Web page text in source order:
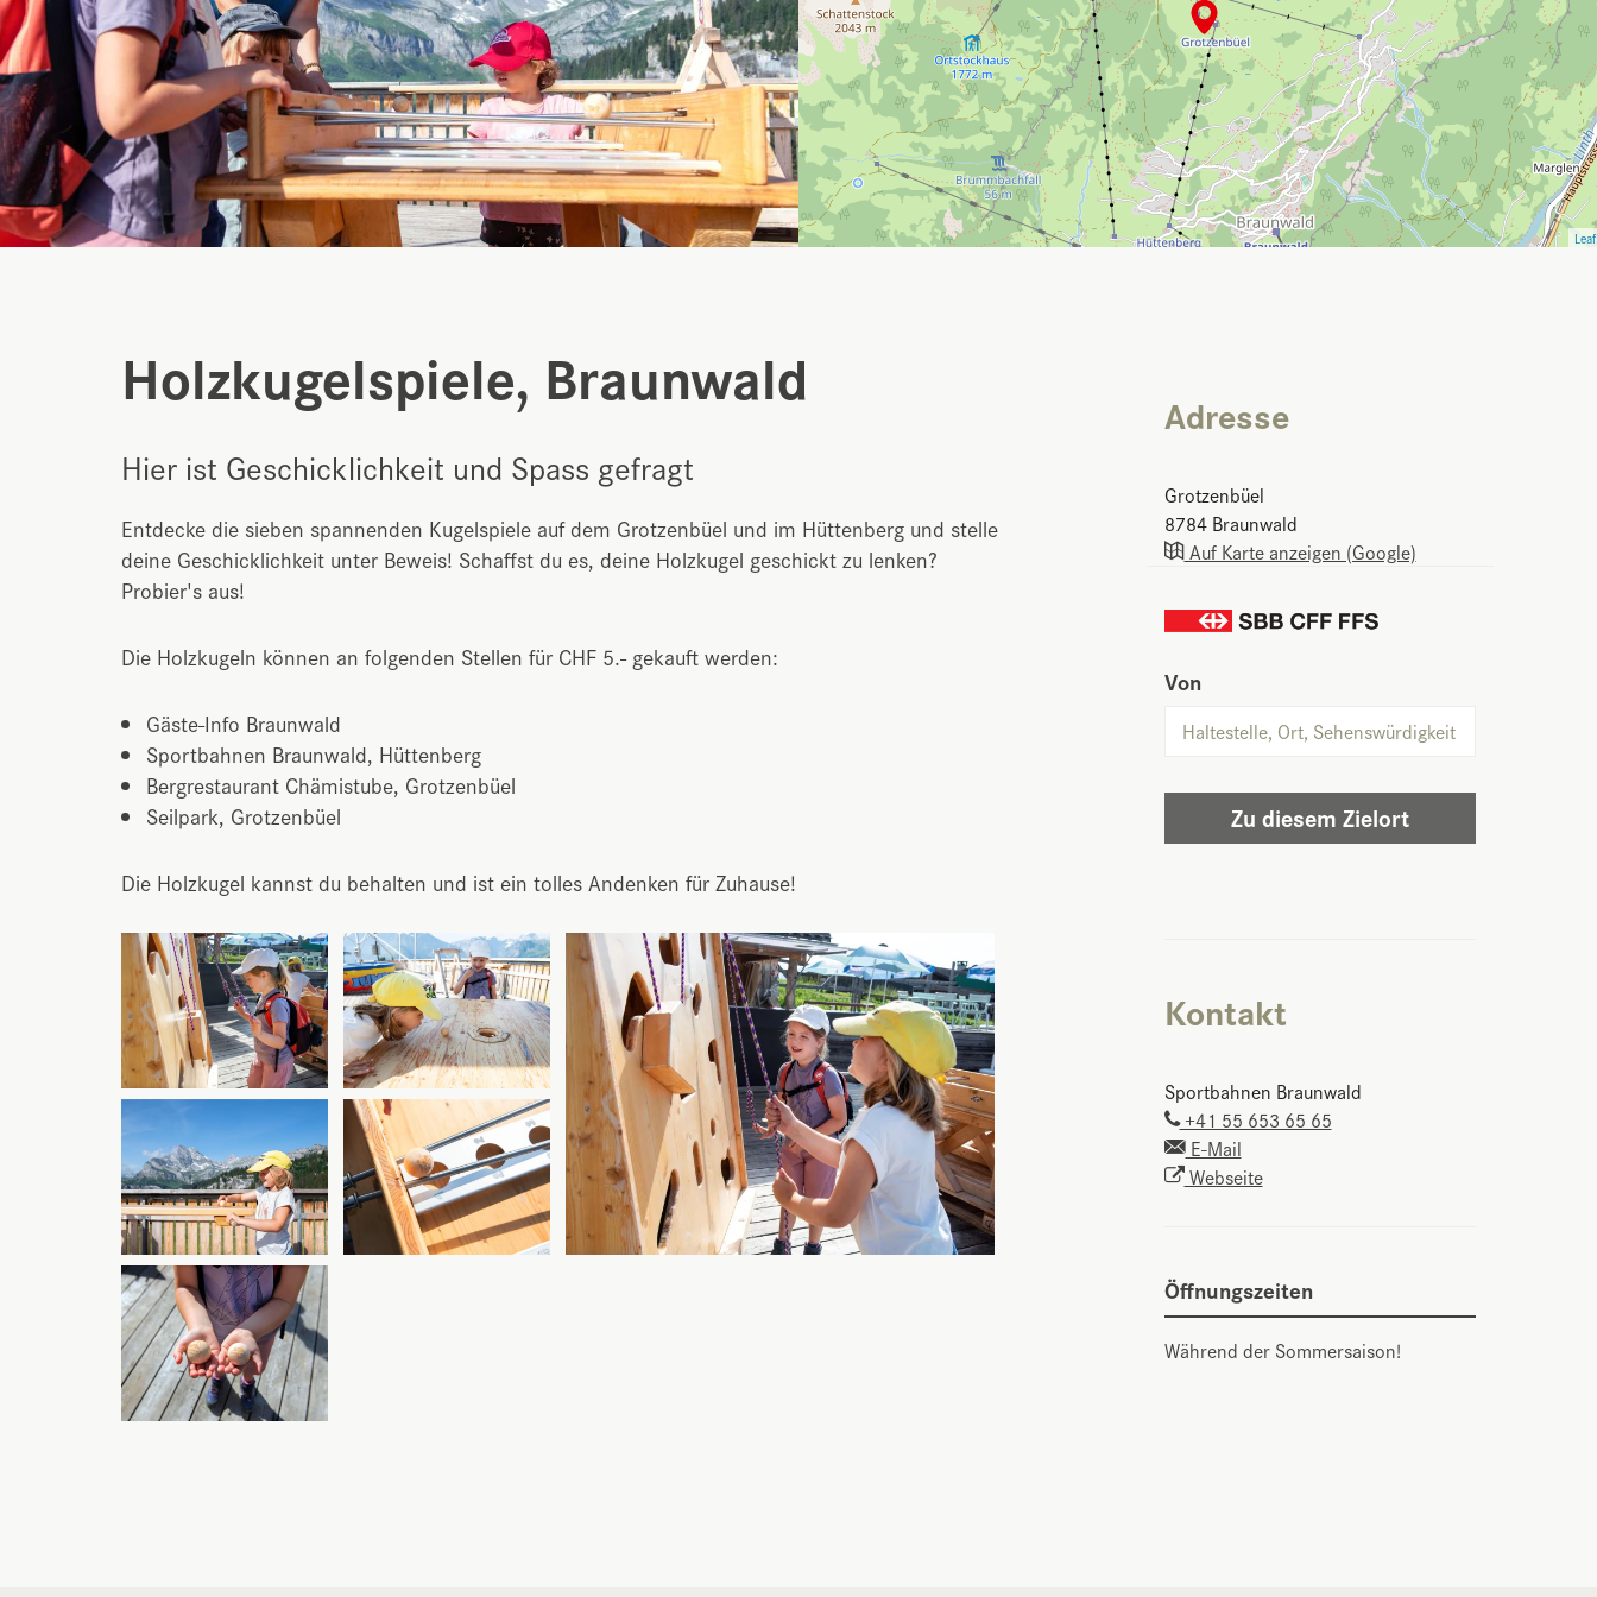
Holzkugelspiele, Braunwald
Hier ist Geschicklichkeit und Spass gefragt
Entdecke die sieben spannenden Kugelspiele auf dem Grotzenbüel und im Hüttenberg und stelle
deine Geschicklichkeit unter Beweis! Schaffst du es, deine Holzkugel geschickt zu lenken?
Probier's aus!
Die Holzkugeln können an folgenden Stellen für CHF 5.- gekauft werden:
Gäste-Info Braunwald
Sportbahnen Braunwald, Hüttenberg
Bergrestaurant Chämistube, Grotzenbüel
Seilpark, Grotzenbüel
Die Holzkugel kannst du behalten und ist ein tolles Andenken für Zuhause!
Adresse
Grotzenbüel
8784 Braunwald
Auf Karte anzeigen (Google)
Von
Zu diesem Zielort
Kontakt
Sportbahnen Braunwald
+41 55 653 65 65
E-Mail
Webseite
Öffnungszeiten
Während der Sommersaison!